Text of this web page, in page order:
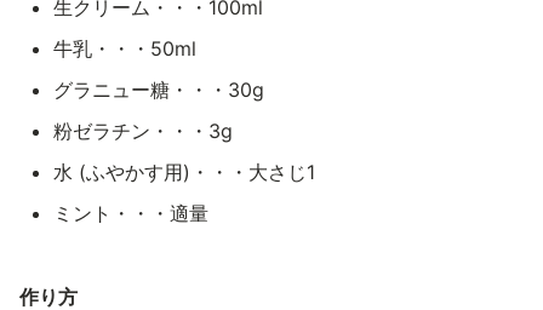
生クリーム・・・100ml
牛乳・・・50ml
グラニュー糖・・・30g
粉ゼラチン・・・3g
水 (ふやかす用)・・・大さじ1
ミント・・・適量
作り方